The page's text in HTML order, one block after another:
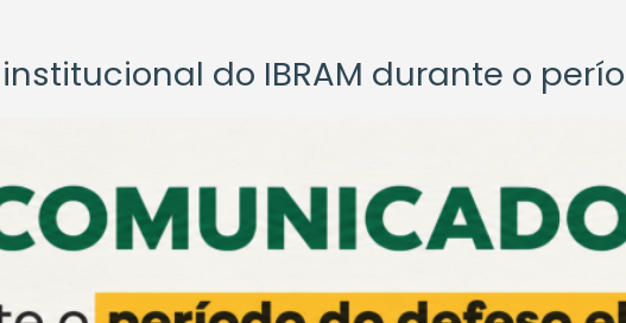
do IBRAM durante o